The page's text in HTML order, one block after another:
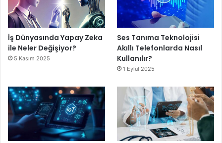
İş Dünyasında Yapay Zeka
ile Neler Değişiyor?
5 Kasım 2025
Ses Tanıma Teknolojisi
Akıllı Telefonlarda Nasıl
Kullanılır?
1 Eylül 2025